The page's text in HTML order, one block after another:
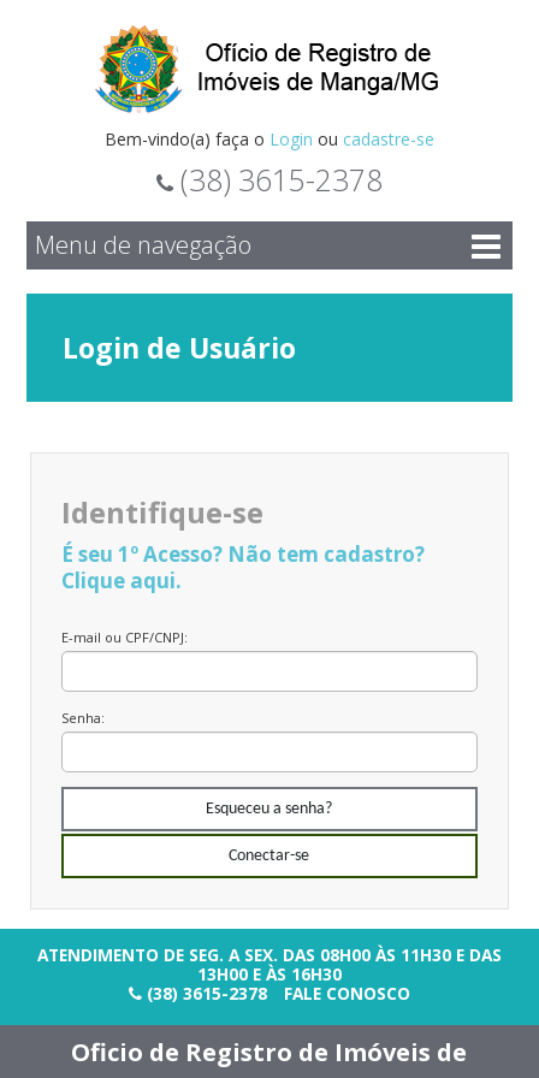
Bem-vindo(a) faça o Login ou cadastre-se
(38) 3615-2378
Menu de navegação
Login de Usuário
Identifique-se
É seu 1º Acesso? Não tem cadastro?
Clique aqui.
E-mail ou CPF/CNPJ:
Senha:
Esqueceu a senha?
Conectar-se
ATENDIMENTO DE SEG. A SEX. DAS 08H00 ÀS 11H30 E DAS
13H00 E ÀS 16H30
(38) 3615-2378
FALE CONOSCO
Oficio de Registro de Imóveis de